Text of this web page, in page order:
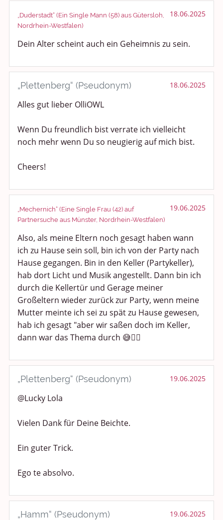
Archiv
„Duderstadt“ (Ein Single Mann (58) aus Gütersloh,
Nordrhein-Westfalen)
18.06.2025
Dein Alter scheint auch ein Geheimnis zu sein.
„Plettenberg“ (Pseudonym) 18.06.2025
Alles gut lieber OlliOWL
Wenn Du freundlich bist verrate ich vielleicht
noch mehr wenn Du so neugierig auf mich bist.
Cheers!
„Mechernich“ (Eine Single Frau (42) auf
Partnersuche aus Münster, Nordrhein-Westfalen)
19.06.2025
Also, als meine Eltern noch gesagt haben wann
ich zu Hause sein soll, bin ich von der Party nach
Hause gegangen. Bin in den Keller (Partykeller),
hab dort Licht und Musik angestellt. Dann bin ich
durch die Kellertür und Gerage meiner
Großeltern wieder zurück zur Party, wenn meine
Mutter meinte ich sei zu spät zu Hause gewesen,
hab ich gesagt "aber wir saßen doch im Keller,
dann war das Thema durch 😅✌🏼
„Plettenberg“ (Pseudonym) 19.06.2025
@Lucky Lola
Vielen Dank für Deine Beichte.
Ein guter Trick.
Ego te absolvo.
„Hamm“ (Pseudonym) 19.06.2025